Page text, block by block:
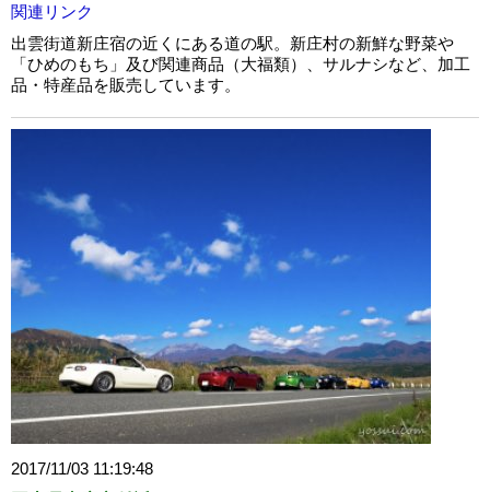
関連リンク
出雲街道新庄宿の近くにある道の駅。新庄村の新鮮な野菜や
「ひめのもち」及び関連商品（大福類）、サルナシなど、加工
品・特産品を販売しています。
2017/11/03 11:19:48